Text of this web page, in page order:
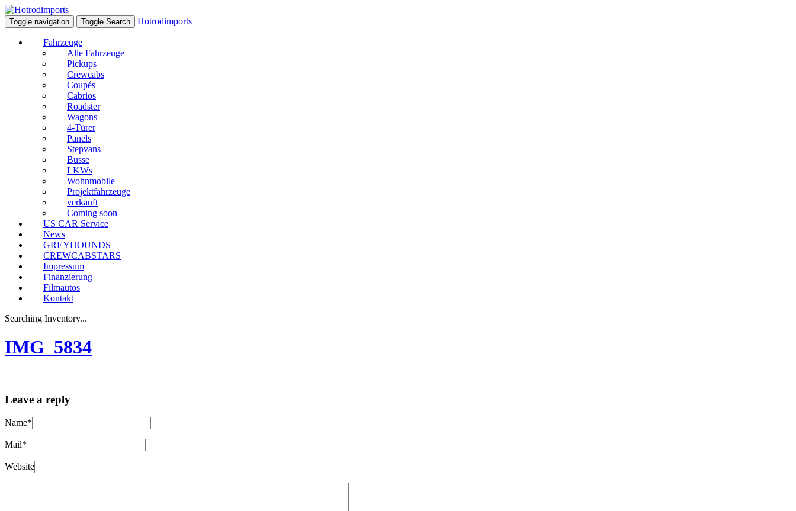
Toggle navigation Toggle Search Hotrodimports
Fahrzeuge
Alle Fahrzeuge
Pickups
Crewcabs
Coupés
Cabrios
Roadster
Wagons
4-Türer
Panels
Stepvans
Busse
LKWs
Wohnmobile
Projektfahrzeuge
verkauft
Coming soon
US CAR Service
News
GREYHOUNDS
CREWCABSTARS
Impressum
Finanzierung
Filmautos
Kontakt
Searching Inventory...
IMG_5834
Leave a reply
Name*
Mail*
Website